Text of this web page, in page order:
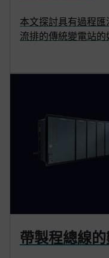
本文探討具有過程
流排的傳統變電站的
帶製程總線